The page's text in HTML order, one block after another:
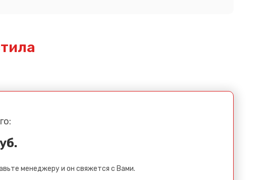
менеджеру и он свяжется с Вами.